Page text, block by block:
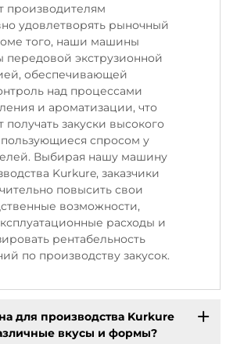
производителям
удовлетворять рыночный
того, наши машины
передовой экструзионной
обеспечивающей
над процессами
и ароматизации, что
получать закуски высокого
пользующиеся спросом у
Выбирая нашу машину
Kurkure, заказчики
повысить свои
возможности,
расходы и
рентабельность
по производству закусок.
для производства Kurkure
вкусы и формы?